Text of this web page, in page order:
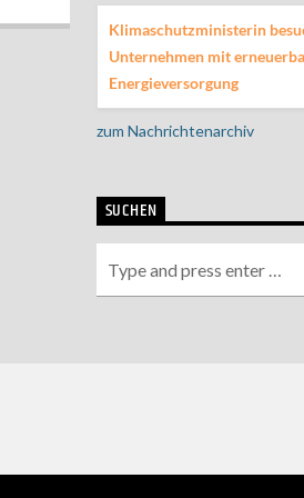
Klimaschutzministerin
Unternehmen mit
Energieversorgung
zum Nachrichtenarchiv
SUCHEN